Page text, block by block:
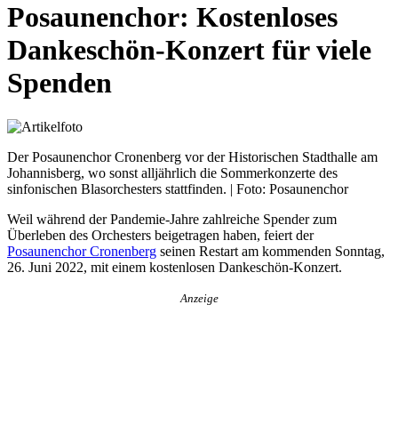
Posaunenchor: Kostenloses
Dankeschön-Konzert für viele
Spenden
Der Posaunenchor Cronenberg vor der Historischen Stadthalle am
Johannisberg, wo sonst alljährlich die Sommerkonzerte des
sinfonischen Blasorchesters stattfinden. | Foto: Posaunenchor
Weil während der Pandemie-Jahre zahlreiche Spender zum
Überleben des Orchesters beigetragen haben, feiert der
Posaunenchor Cronenberg seinen Restart am kommenden Sonntag,
26. Juni 2022, mit einem kostenlosen Dankeschön-Konzert.
Anzeige